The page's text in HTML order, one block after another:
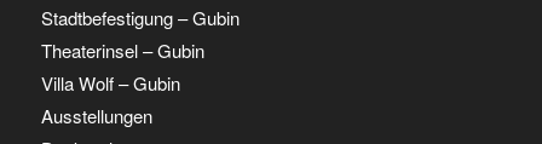
Stadtbefestigung – Gubin
Theaterinsel – Gubin
Villa Wolf – Gubin
Ausstellungen